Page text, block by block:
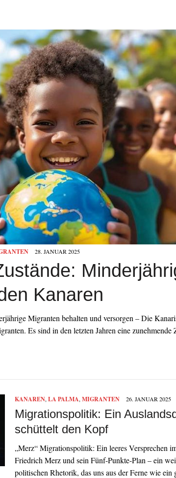
28. JANUAR 2025
Kanaren
Migranten behalten und versorgen – Die
Es sind in den letzten Jahren eine
KANAREN, LA PALMA, MIGRANTEN 26. JANUAR 2025
Migrationspolitik: Ein
schüttelt den Kopf
„Merz“ Migrationspolitik: Ein leeres Versprechen
Friedrich Merz und sein Fünf-Punkte-Plan – ein
politischen Rhetorik, das uns aus der Ferne wie